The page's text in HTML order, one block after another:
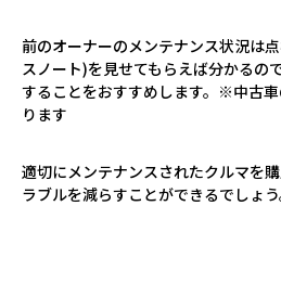
前のオーナーのメンテナンス状況は
スノート)を見せてもらえば分かるの
することをおすすめします。※中古
ります
適切にメンテナンスされたクルマを
ラブルを減らすことができるでしょう